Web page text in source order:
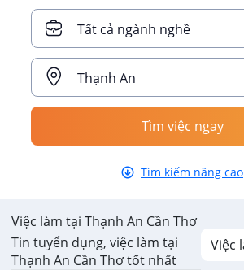
Tất cả ngành nghề
Thạnh An
Tìm việc ngay
Tìm kiếm nâng cao
Việc làm tại Thạnh An Cần Thơ
Tin tuyển dụng, việc làm tại
Thạnh An Cần Thơ tốt nhất